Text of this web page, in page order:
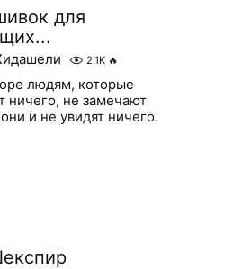
для
2.1K 🔥
людям, которые
ничего, не замечают
и не увидят ничего.